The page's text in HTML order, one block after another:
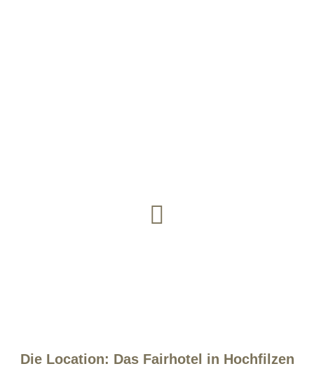
Die Location: Das Fairhotel in Hochfilzen